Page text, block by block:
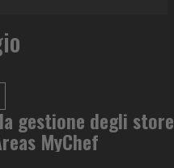
gestione degli store
MyChef